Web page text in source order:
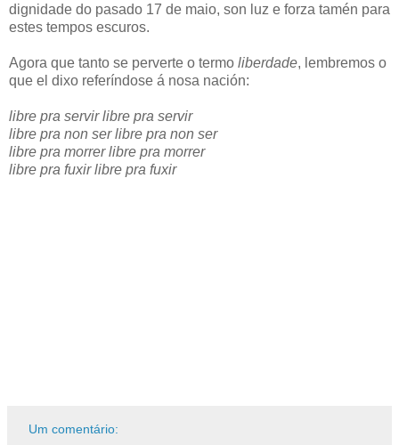
dignidade do pasado 17 de maio, son luz e forza tamén para
estes tempos escuros.
Agora que tanto se perverte o termo liberdade, lembremos o
que el dixo referíndose á nosa nación:
libre pra servir libre pra servir
libre pra non ser libre pra non ser
libre pra morrer libre pra morrer
libre pra fuxir libre pra fuxir
Um comentário: